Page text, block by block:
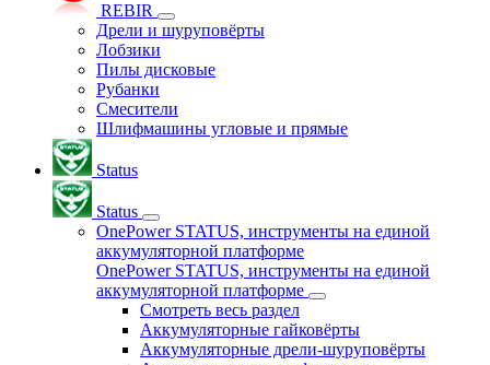
REBIR
Дрели и шуруповёрты
Лобзики
Пилы дисковые
Рубанки
Смесители
Шлифмашины угловые и прямые
Status
Status
OnePower STATUS, инструменты на единой
аккумуляторной платформе
OnePower STATUS, инструменты на единой
аккумуляторной платформе
Смотреть весь раздел
Аккумуляторные гайковёрты
Аккумуляторные дрели-шуруповёрты